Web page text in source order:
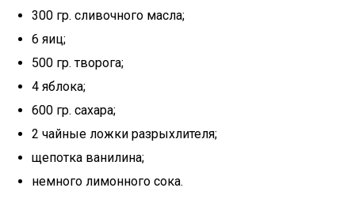
300 гр. сливочного масла;
6 яиц;
500 гр. творога;
4 яблока;
600 гр. сахара;
2 чайные ложки разрыхлителя;
щепотка ванилина;
немного лимонного сока.